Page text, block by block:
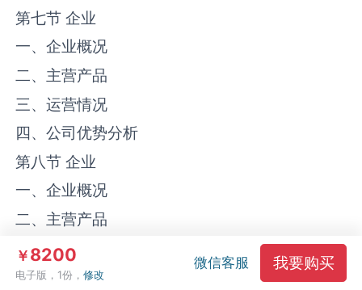
第七节 企业
一、企业概况
二、主营产品
三、运营情况
四、公司优势分析
第八节 企业
一、企业概况
二、主营产品
三、运营情况
四、公司优势分析
￥8200
电子版，1份，修改
微信客服 我要购买